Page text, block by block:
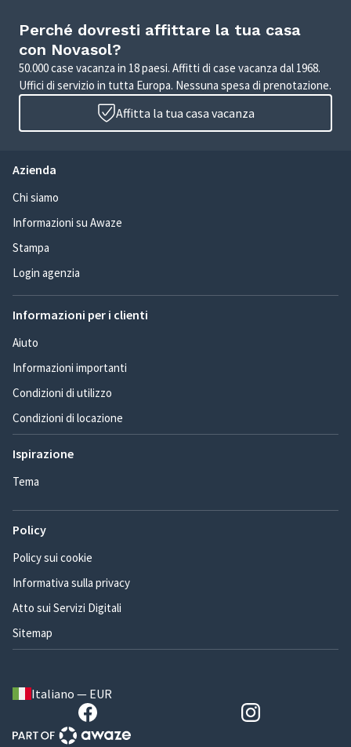
Perché dovresti affittare la tua casa
con Novasol?
50.000 case vacanza in 18 paesi. Affitti di case vacanza dal 1968.
Uffici di servizio in tutta Europa. Nessuna spesa di prenotazione.
Affitta la tua casa vacanza
Azienda
Chi siamo
Informazioni su Awaze
Stampa
Login agenzia
Informazioni per i clienti
Aiuto
Informazioni importanti
Condizioni di utilizzo
Condizioni di locazione
Ispirazione
Tema
Policy
Policy sui cookie
Informativa sulla privacy
Atto sui Servizi Digitali
Sitemap
Italiano — EUR